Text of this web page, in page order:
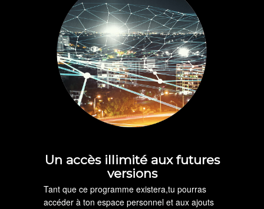
Un accès illimité aux futures
versions
Tant que ce programme existera,tu pourras
accéder à ton espace personnel et aux ajouts